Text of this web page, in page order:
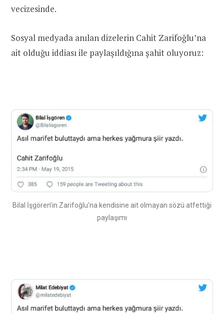
vecizesinde.
Sosyal medyada anılan dizelerin Cahit Zarifoğlu’na
ait olduğu iddiası ile paylaşıldığına şahit oluyoruz:
Bilal İşgören’in Zarifoğlu’na kendisine ait olmayan sözü atfettiği
paylaşımı